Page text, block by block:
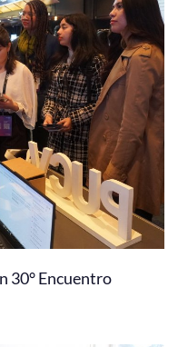
30° Encuentro